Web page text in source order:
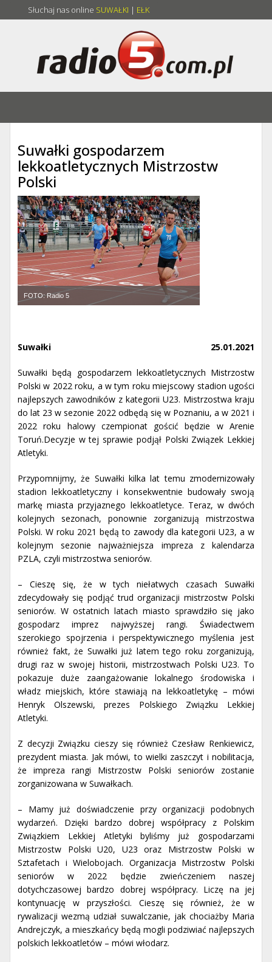
Słuchaj nas online SUWAŁKI | EŁK
Suwałki gospodarzem
lekkoatletycznych Mistrzostw
Polski
FOTO: Radio 5
25.01.2021
Suwałki
Suwałki będą gospodarzem lekkoatletycznych Mistrzostw
Polski w 2022 roku, a w tym roku miejscowy stadion ugości
najlepszych zawodników z kategorii U23. Mistrzostwa kraju
do lat 23 w sezonie 2022 odbędą się w Poznaniu, a w 2021 i
2022 roku halowy czempionat gościć będzie w Arenie
Toruń.Decyzje w tej sprawie podjął Polski Związek Lekkiej
Atletyki.
Przypomnijmy, że Suwałki kilka lat temu zmodernizowały
stadion lekkoatletyczny i konsekwentnie budowały swoją
markę miasta przyjaznego lekkoatletyce. Teraz, w dwóch
kolejnych sezonach, ponownie zorganizują mistrzostwa
Polski. W roku 2021 będą to zawody dla kategorii U23, a w
kolejnym sezonie najważniejsza impreza z kalendarza
PZLA, czyli mistrzostwa seniorów.
– Cieszę się, że w tych niełatwych czasach Suwałki
zdecydowały się podjąć trud organizacji mistrzostw Polski
seniorów. W ostatnich latach miasto sprawdziło się jako
gospodarz imprez najwyższej rangi. Świadectwem
szerokiego spojrzenia i perspektywicznego myślenia jest
również fakt, że Suwałki już latem tego roku zorganizują,
drugi raz w swojej historii, mistrzostwach Polski U23. To
pokazuje duże zaangażowanie lokalnego środowiska i
władz miejskich, które stawiają na lekkoatletykę – mówi
Henryk Olszewski, prezes Polskiego Związku Lekkiej
Atletyki.
Z decyzji Związku cieszy się również Czesław Renkiewicz,
prezydent miasta. Jak mówi, to wielki zaszczyt i nobilitacja,
że impreza rangi Mistrzostw Polski seniorów zostanie
zorganizowana w Suwałkach.
– Mamy już doświadczenie przy organizacji podobnych
wydarzeń. Dzięki bardzo dobrej współpracy z Polskim
Związkiem Lekkiej Atletyki byliśmy już gospodarzami
Mistrzostw Polski U20, U23 oraz Mistrzostw Polski w
Sztafetach i Wielobojach. Organizacja Mistrzostw Polski
seniorów w 2022 będzie zwieńczeniem naszej
dotychczasowej bardzo dobrej współpracy. Liczę na jej
kontynuację w przyszłości. Cieszę się również, że w
rywalizacji wezmą udział suwalczanie, jak chociażby Maria
Andrejczyk, a mieszkańcy będą mogli podziwiać najlepszych
polskich lekkoatletów – mówi włodarz.